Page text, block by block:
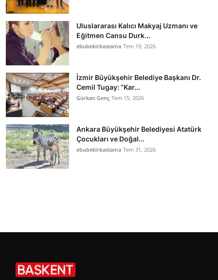
Uluslararası Kalıcı Makyaj Uzmanı ve
Eğitmen Cansu Durk...
ebubekirbastama Tem 19, 2026
İzmir Büyükşehir Belediye Başkanı Dr.
Cemil Tugay: “Kar...
Gürkan Genç Tem 15, 2026
Ankara Büyükşehir Belediyesi Atatürk
Çocukları ve Doğal...
ebubekirbastama Tem 31, 2026